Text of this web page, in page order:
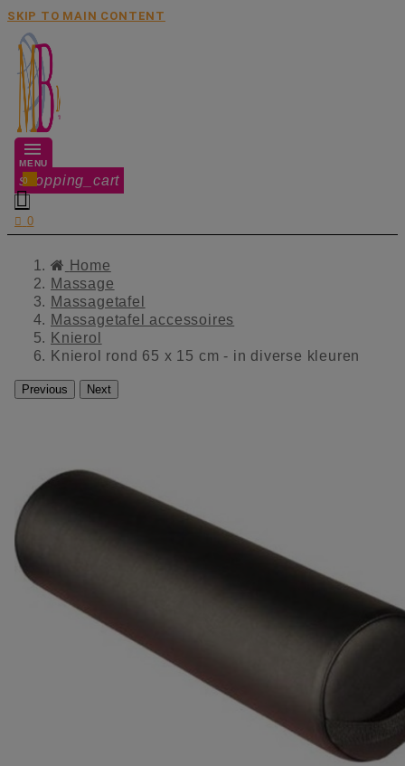
SKIP TO MAIN CONTENT
MENU
shopping_cart
0

 0
Home
Massage
Massagetafel
Massagetafel accessoires
Knierol
Knierol rond 65 x 15 cm - in diverse kleuren
Previous Next